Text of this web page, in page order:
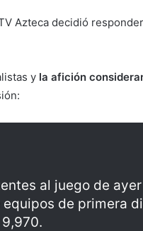
Azteca decidió
y la afición
al juego de
de primera